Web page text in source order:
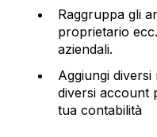
Raggruppa gli
proprietario
aziendali.
Aggiungi
diversi account
tua contabilità